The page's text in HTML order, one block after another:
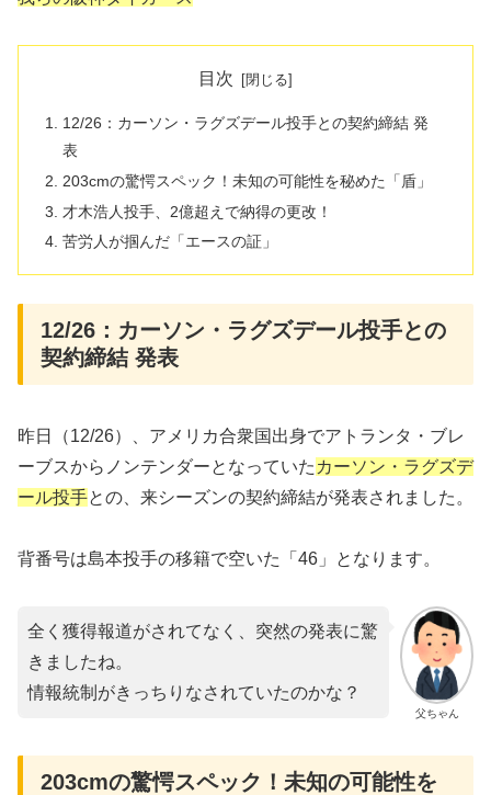
目次
12/26：カーソン・ラグズデール投手との契約締結 発
表
203cmの驚愕スペック！未知の可能性を秘めた「盾」
才木浩人投手、2億超えで納得の更改！
苦労人が掴んだ「エースの証」
12/26：カーソン・ラグズデール投手との
契約締結 発表
昨日（12/26）、アメリカ合衆国出身でアトランタ・ブレ
ーブスからノンテンダーとなっていた カーソン・ラグズデ
ール投手との、来シーズンの契約締結が発表されました。
背番号は島本投手の移籍で空いた「46」となります。
父ちゃん
全く獲得報道がされてなく、突然の発表に驚
きましたね。
情報統制がきっちりなされていたのかな？
203cmの驚愕スペック！未知の可能性を